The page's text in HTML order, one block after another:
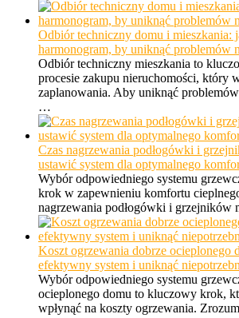
Odbiór techniczny domu i mieszkania:
harmonogram, by uniknąć problemów
Odbiór techniczny mieszkania to
procesie zakupu nieruchomości, który
zaplanowania. Aby uniknąć
…
Czas nagrzewania podłogówki i
ustawić system dla optymalnego
Wybór odpowiedniego systemu
krok w zapewnieniu komfortu
nagrzewania podłogówki i grzejników
Koszt ogrzewania dobrze ocieplonego
efektywny system i uniknąć
Wybór odpowiedniego systemu
ocieplonego domu to kluczowy krok,
wpłynąć na koszty ogrzewania.